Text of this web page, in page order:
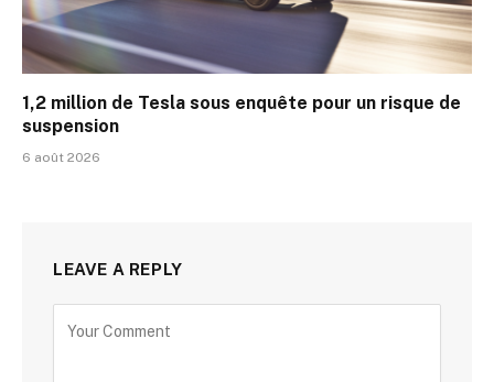
1,2 million de Tesla sous enquête pour un risque de
suspension
6 août 2026
LEAVE A REPLY